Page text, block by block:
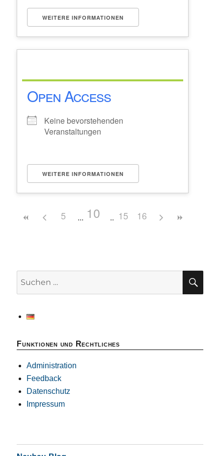
WEITERE INFORMATIONEN
Open Access
Keine bevorstehenden
Veranstaltungen
WEITERE INFORMATIONEN
5 10 15 16
Funktionen und Rechtliches
Administration
Feedback
Datenschutz
Impressum